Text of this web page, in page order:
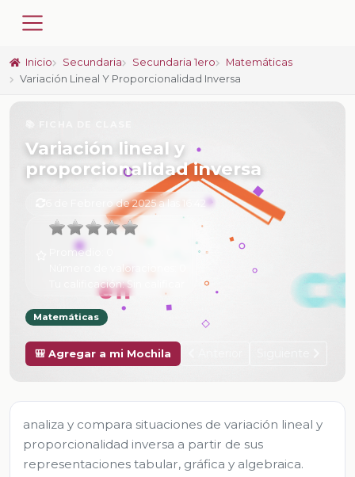
Inicio Secundaria Secundaria 1ero
Matemáticas
Variación Lineal Y Proporcionalidad Inversa
Variación lineal y
proporcionalidad inversa
6 de Febrero de 2025 a las 16:42
Promedio:
Número de valoraciones:
Tu calificación:Sin calificar
Matemáticas
🎒 Agregar a mi Mochila
analiza y compara situaciones de variación lineal y
proporcionalidad inversa a partir de sus
representaciones tabular, gráfica y algebraica.